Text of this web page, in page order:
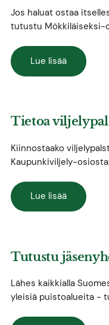
Jos haluat ostaa
tutustu Mökkiläiseksi-
Lue lisää
Tietoa
Kiinnostaako
Kaupunkiviljely-
Lue lisää
Tutustu
Lähes kaikkialla
yleisiä puistoalueita -